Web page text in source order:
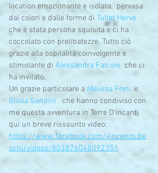
location emozionante e isolata,  pervasa
dai colori e dalle forme di Tullet Hervé
che è stata persona squisita e ci ha
coccolato con prelibatezze. Tutto ciò
grazie alla ospitalità coinvolgente e
stimolante di Alessandra Falconi
  che ci
ha invitato.
Un grazie particolare a Melissa Freti
  e
Giulia Gandini
   che hanno condiviso con
me questa avventura in Terre D'Incanti
qui un breve risssunto video:
https://www.facebook.com/vincenzo.be
schi/videos/803876048092351